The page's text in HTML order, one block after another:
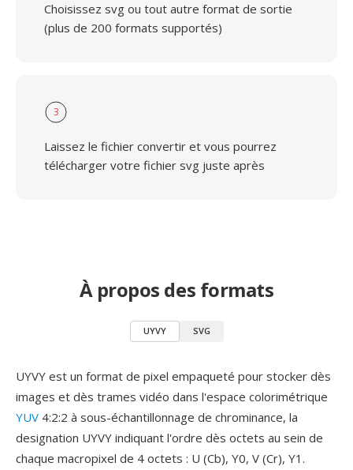
Choisissez svg ou tout autre format de sortie
(plus de 200 formats supportés)
3
Laissez le fichier convertir et vous pourrez
télécharger votre fichier svg juste après
À propos des formats
UYVY SVG
UYVY est un format de pixel empaqueté pour stocker dès
images et dès trames vidéo dans l'espace colorimétrique
YUV 4:2:2 à sous-échantillonnage de chrominance, la
designation UYVY indiquant l'ordre dès octets au sein de
chaque macropixel de 4 octets : U (Cb), Y0, V (Cr), Y1.